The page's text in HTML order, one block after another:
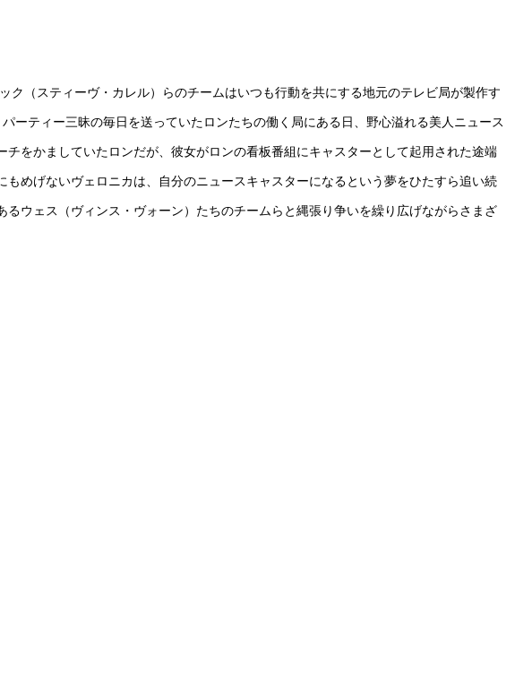
（スティーヴ・カレル）らのチームはいつも行動を共にする地元のテレビ局が製作す
ーティー三昧の毎日を送っていたロンたちの働く局にある日、野心溢れる美人ニュース
をかましていたロンだが、彼女がロンの看板番組にキャスターとして起用された途端
めげないヴェロニカは、自分のニュースキャスターになるという夢をひたすら追い続
ウェス（ヴィンス・ヴォーン）たちのチームらと縄張り争いを繰り広げながらさまざ